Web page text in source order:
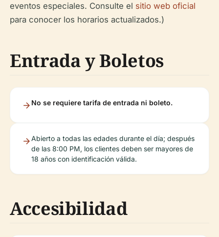
eventos especiales. Consulte el sitio web oficial
para conocer los horarios actualizados.)
Entrada y Boletos
No se requiere tarifa de entrada ni boleto.
Abierto a todas las edades durante el día; después
de las 8:00 PM, los clientes deben ser mayores de
18 años con identificación válida.
Accesibilidad